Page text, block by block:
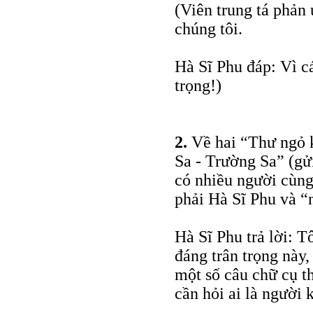
(Viên trung tá
chúng tôi.
Hà Sĩ Phu đáp: Vì
trọng!)
2. Về hai “Thư ngỏ
Sa - Trường Sa”
có nhiều người
phải Hà Sĩ Phu và
Hà Sĩ Phu trả lời:
đáng trân trọng
một số câu chữ cụ
cần hỏi ai là người